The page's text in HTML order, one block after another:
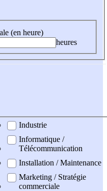
(en heure)
heures
Industrie
Informatique /
Télécommunication
Installation / Maintenance
Marketing / Stratégie
commerciale